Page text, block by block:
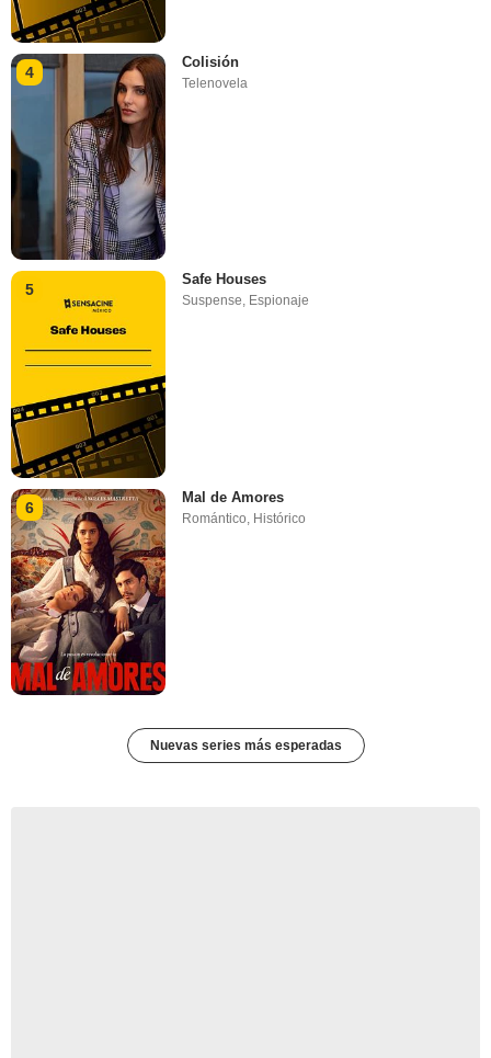
4
Colisión
Telenovela
5
Safe Houses
Suspense, Espionaje
6
Mal de Amores
Romántico Histórico
Nuevas series más esperadas